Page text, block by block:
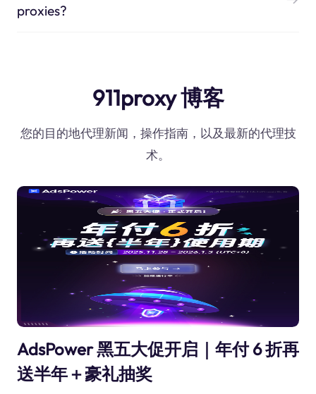
proxies?
911proxy 博客
您的目的地代理新闻，操作指南，以及最新的代理技
术。
AdsPower 黑五大促开启｜年付 6 折再
送半年＋豪礼抽奖